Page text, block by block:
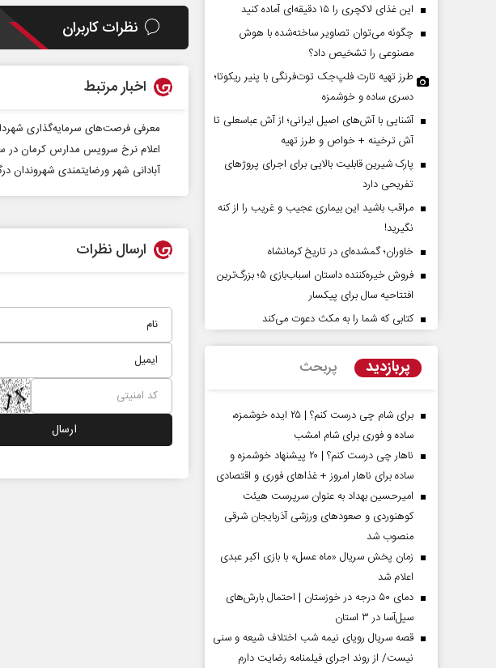
نظرات کاربران
اخبار مرتبط
معرفی فرصت‌های سرمایه‌گذاری
اعلام نرخ سرویس مدارس کرمان در
آبادانی شهر ورضایتمندی
ارسال نظرات
این غذای لاکچری را ۱۵ دقیقه‌ای آماده کنید
چگونه می‌توان تصاویر ساخته‌شده با هوش
مصنوعی را تشخیص داد؟
طرز تهیه تارت فلپ‌جک توت‌فرنگی با پنیر ریکوتا؛
دسری ساده و خوشمزه
آشنایی با آش‌های اصیل ایرانی؛ از آش عباسعلی تا
آش ترخینه + خواص و طرز تهیه
پارک شیرین قابلیت‌ بالایی برای اجرای پروژهای
تفریحی دارد
مراقب باشید این بیماری عجیب و غریب را از کنه
نگیرید!
خاوران؛ گمشده‌ای در تاریخ کرمانشاه
فروش خیره‌کننده داستان اسباب‌بازی ۵؛ بزرگ‌ترین
افتتاحیه سال برای پیکسار
کتابی که شما را به مکث دعوت می‌کند
پربازدید پربحث
برای شام چی درست کنم؟ | ۲۵ ایده خوشمزه،
ساده و فوری برای شام امشب
ناهار چی درست کنم؟ | ۲۰ پیشنهاد خوشمزه و
ساده برای ناهار امروز + غذاهای فوری و اقتصادی
امیرحسین بهداد به عنوان سرپرست هیئت
کوهنوردی و صعودهای ورزشی آذربایجان شرقی
منصوب شد
زمان پخش سریال «ماه عسل» با بازی اکبر عبدی
اعلام شد
دمای ۵۰ درجه در خوزستان | احتمال بارش‌های
سیل‌آسا در ۳ استان
قصه سریال رویای نیمه شب اختلاف شیعه و سنی
نیست/ از روند اجرای فیلمنامه رضایت دارم
ادعا‌های خلاف واقع آمریکا
اربعین نماد مقاومت در برابر
رحمت‌الله نوروزی - عضو کمیسیون اجتماعی
مجلس
رضا